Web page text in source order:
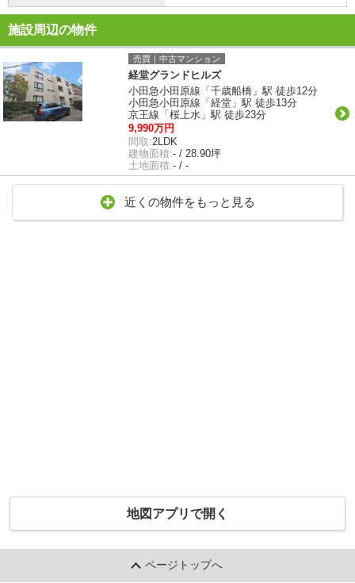
施設周辺の物件
売買｜中古マンション
経堂グランドヒルズ
小田急小田原線「千歳船橋」駅 徒歩12分
小田急小田原線「経堂」駅 徒歩13分
京王線「桜上水」駅 徒歩23分
9,990万円
間取:2LDK
建物面積:- / 28.90坪
土地面積:- / -
近くの物件をもっと見る
地図アプリで開く
ページトップへ